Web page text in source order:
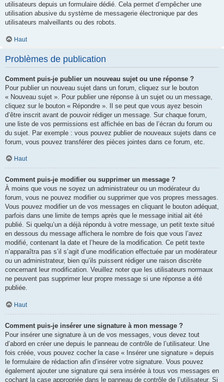
utilisateurs depuis un formulaire dédié. Cela permet d’empêcher une
utilisation abusive du système de messagerie électronique par des
utilisateurs malveillants ou des robots.
Haut
Problèmes de publication
Comment puis-je publier un nouveau sujet ou une réponse ?
Pour publier un nouveau sujet dans un forum, cliquez sur le bouton
« Nouveau sujet ». Pour publier une réponse à un sujet ou un message,
cliquez sur le bouton « Répondre ». Il se peut que vous ayez besoin
d’être inscrit avant de pouvoir rédiger un message. Sur chaque forum,
une liste de vos permissions est affichée en bas de l’écran du forum ou
du sujet. Par exemple : vous pouvez publier de nouveaux sujets dans ce
forum, vous pouvez transférer des pièces jointes dans ce forum, etc.
Haut
Comment puis-je modifier ou supprimer un message ?
À moins que vous ne soyez un administrateur ou un modérateur du
forum, vous ne pouvez modifier ou supprimer que vos propres messages.
Vous pouvez modifier un de vos messages en cliquant le bouton adéquat,
parfois dans une limite de temps après que le message initial ait été
publié. Si quelqu’un a déjà répondu à votre message, un petit texte situé
en dessous du message affichera le nombre de fois que vous l’avez
modifié, contenant la date et l’heure de la modification. Ce petit texte
n’apparaîtra pas s’il s’agit d’une modification effectuée par un modérateur
ou un administrateur, bien qu’ils puissent rédiger une raison discrète
concernant leur modification. Veuillez noter que les utilisateurs normaux
ne peuvent pas supprimer leur propre message si une réponse a été
publiée.
Haut
Comment puis-je insérer une signature à mon message ?
Pour insérer une signature à un de vos messages, vous devez tout
d’abord en créer une depuis le panneau de contrôle de l’utilisateur. Une
fois créée, vous pouvez cocher la case « Insérer une signature » depuis
le formulaire de rédaction afin d’insérer votre signature. Vous pouvez
également ajouter une signature qui sera insérée à tous vos messages en
cochant la case appropriée dans le panneau de contrôle de l’utilisateur. Si